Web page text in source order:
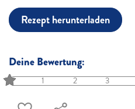
Rezept herunterladen
Deine Bewertung:
1 2 3